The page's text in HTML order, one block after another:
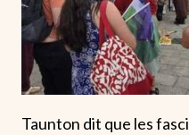
Taunton dit que les